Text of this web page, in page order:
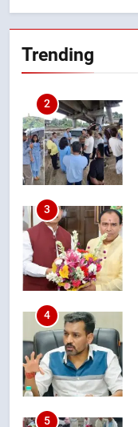
Trending
2
3
4
5